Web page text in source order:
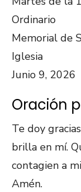
Ordinario
Memorial de
Iglesia
Junio 9, 2026
Oración
Te doy
brilla en mí.
contagien a
Amén.